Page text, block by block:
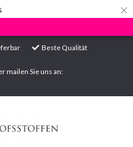
×
Beste Qualität
mailen Sie uns an: